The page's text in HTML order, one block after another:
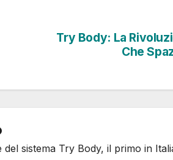
Try Body: La
Che
sistema Try Body, il primo in